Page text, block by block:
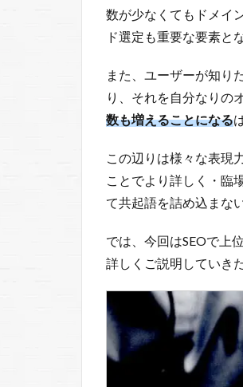
数が少なくてもドメイ
ド選定も重要な要素と
また、ユーザーが知り
り、それを自分なりの
数も増えることになる
この辺りは様々な表現
ことでより詳しく・臨
て共起語を詰め込まな
では、今回はSEOで上
詳しくご説明していき